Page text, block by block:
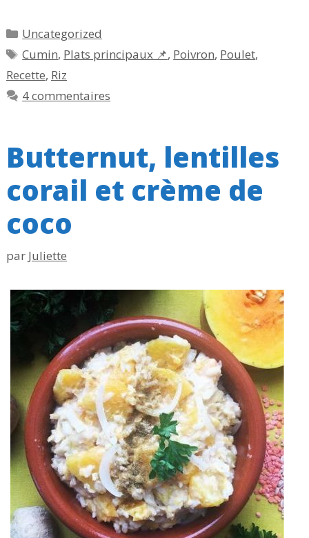
Catégories
Uncategorized
Étiquettes
Cumin, Plats principaux 📌, Poivron, Poulet,
Recette, Riz
4 commentaires
Butternut, lentilles
corail et crème de
coco
par Juliette